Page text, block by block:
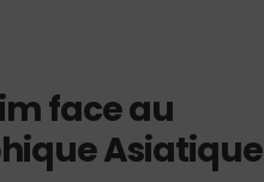
face au
Asiatique